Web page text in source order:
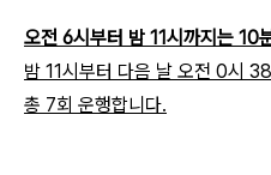
오전 6시부터 밤 11시까지는 10
밤 11시부터 다음 날 오전 0시
총 7회 운행합니다.